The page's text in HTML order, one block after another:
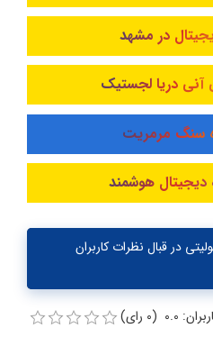
در مشهد
آنی دریا لجستیک
سنگ مرمریت
دیجیتال هوشمند
در قبال نظرات کاربران
(0 رای)